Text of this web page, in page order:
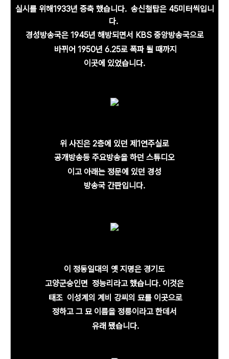
실시를 위해1933년 증축 했습니다. 송신철탑은45미터씩입니
다.
경성방송국은 1945년 해방되면서 KBS 중앙방송국으로
바뀌어 1950년 6.25로 폭파 될 때까지
이곳에 있었습니다.
위 사진은 2층에 있던 제1연주실로
공개방송등 주요방송을 하던 스튜디오
이고아래는 정문에 있던 경성
방송국 간판입니다.
이 정동일대의 옛 지명은 경기도
고양군숭인면 정능리라고 했습니다. 이것은
태조 이성계의 계비 강씨의 묘를 이곳으로
정하고 그 묘 이름을 정릉이라고 한데서
유래 됐습니다.